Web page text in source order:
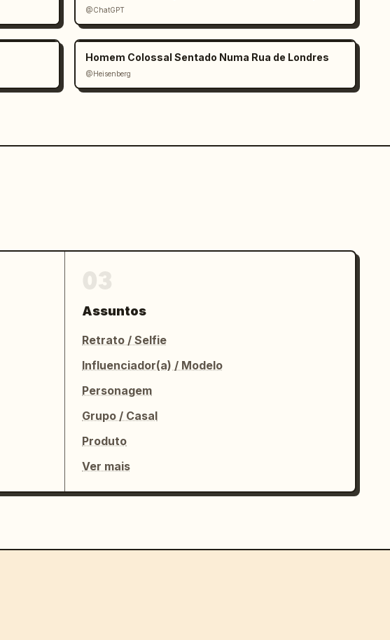
@ChatGPT
Homem Colossal Sentado Numa Rua de Londres
@Heisenberg
Assuntos
Retrato / Selfie
Influenciador(a) / Modelo
Personagem
Grupo / Casal
Produto
Ver mais